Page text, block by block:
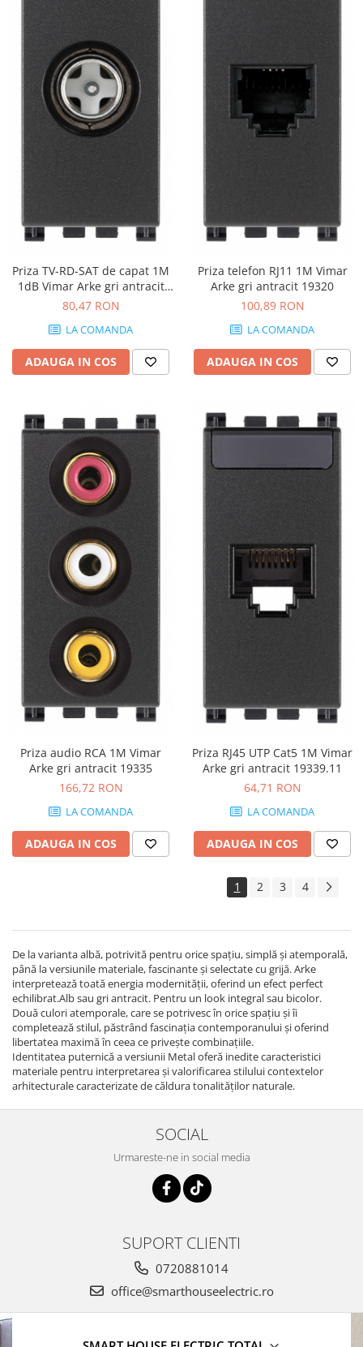
Priza TV-RD-SAT de capat 1M
1dB Vimar Arke gri antracit
19300.01
80,47 RON
LA COMANDA
ADAUGA IN COS
Priza telefon RJ11 1M Vimar
Arke gri antracit 19320
100,89 RON
LA COMANDA
ADAUGA IN COS
Priza audio RCA 1M Vimar
Arke gri antracit 19335
166,72 RON
LA COMANDA
ADAUGA IN COS
Priza RJ45 UTP Cat5 1M Vimar
Arke gri antracit 19339.11
64,71 RON
LA COMANDA
ADAUGA IN COS
1 2 3 4
De la varianta albă, potrivită pentru orice spațiu, simplă și atemporală,
până la versiunile materiale, fascinante și selectate cu grijă. Arke
interpretează toată energia modernității, oferind un efect perfect
echilibrat.Alb sau gri antracit. Pentru un look integral sau bicolor.
Două culori atemporale, care se potrivesc în orice spațiu și îi
completează stilul, păstrând fascinația contemporanului și oferind
libertatea maximă în ceea ce privește combinațiile.
Identitatea puternică a versiunii Metal oferă inedite caracteristici
materiale pentru interpretarea și valorificarea stilului contextelor
arhitecturale caracterizate de căldura tonalităților naturale.
SOCIAL
Urmareste-ne in social media
SUPORT CLIENTI
0720881014
office@smarthouseelectric.ro